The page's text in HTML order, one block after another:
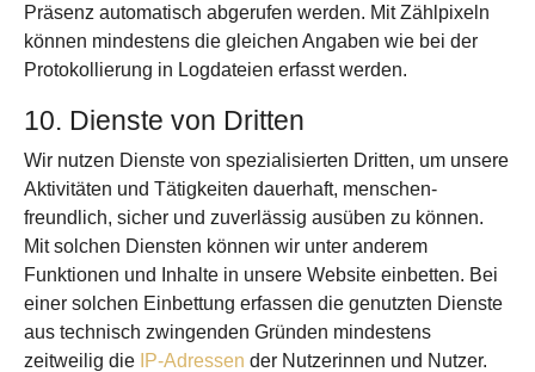
Präsenz automatisch abgerufen werden. Mit Zähl­pixeln
können mindestens die gleichen Angaben wie bei der
Protokollierung in Log­dateien erfasst werden.
10. Dienste von Dritten
Wir nutzen Dienste von spezialisierten Dritten, um unsere
Aktivitäten und Tätigkeiten dauerhaft, menschen­
freundlich, sicher und zuverlässig ausüben zu können.
Mit solchen Diensten können wir unter anderem
Funktionen und Inhalte in unsere Website einbetten. Bei
einer solchen Einbettung erfassen die genutzten Dienste
aus technisch zwingenden Gründen mindestens
zeitweilig die IP-Adressen der Nutzerinnen und Nutzer.